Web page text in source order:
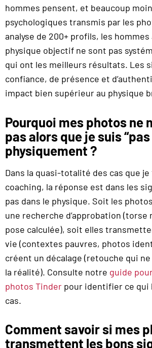
hommes pensent, et beaucoup
psychologiques transmis par les
analyse de 200+ profils, les
physique objectif ne sont pas
qui ont les meilleurs résultats. Les
confiance, de présence et
impact bien supérieur au physique
Pourquoi mes photos ne
pas alors que je suis “pas
physiquement ?
Dans la quasi-totalité des cas que
coaching, la réponse est dans les
pas dans le physique. Soit les
une recherche d’approbation (torse
pose calculée), soit elles
vie (contextes pauvres, photos
créent un décalage (retouche qui
la réalité). Consulte notre guide
photos Tinder pour identifier ce qui
cas.
Comment savoir si mes
transmettent les bons